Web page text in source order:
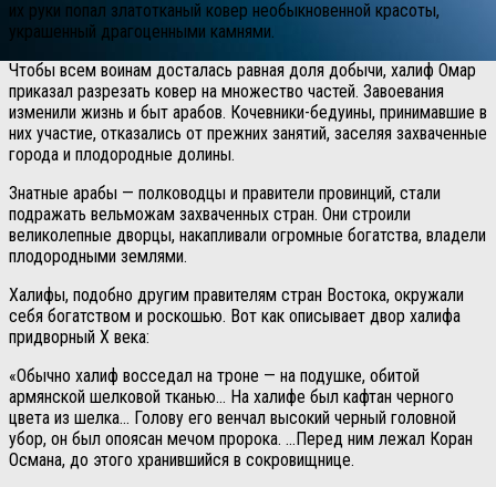
их руки попал златотканый ковер необыкновенной красоты,
украшенный драгоценными камнями.
Чтобы всем воинам досталась равная доля добычи, халиф Омар
приказал разрезать ковер на множество частей. Завоевания
изменили жизнь и быт арабов. Кочевники-бедуины, принимавшие в
них участие, отказались от прежних занятий, заселяя захваченные
города и плодородные долины.
Знатные арабы — полководцы и правители провинций, стали
подражать вельможам захваченных стран. Они строили
великолепные дворцы, накапливали огромные богатства, владели
плодородными землями.
Халифы, подобно другим правителям стран Востока, окружали
себя богатством и роскошью. Вот как описывает двор халифа
придворный X века:
«Обычно халиф восседал на троне — на подушке, обитой
армянской шелковой тканью… На халифе был кафтан черного
цвета из шелка… Голову его венчал высокий черный головной
убор, он был опоясан мечом пророка. …Перед ним лежал Коран
Османа, до этого хранившийся в сокровищнице.